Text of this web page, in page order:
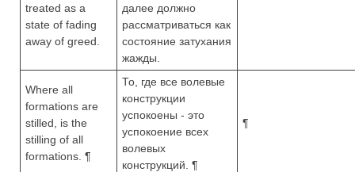
treated as a
state of fading
away of greed.
далее должно
рассматриваться как
состояние затухания
жажды.
Where all
formations are
stilled, is the
stilling of all
formations. ¶
То, где все волевые
конструкции
успокоены - это
успокоение всех
волевых
конструкций. ¶
¶